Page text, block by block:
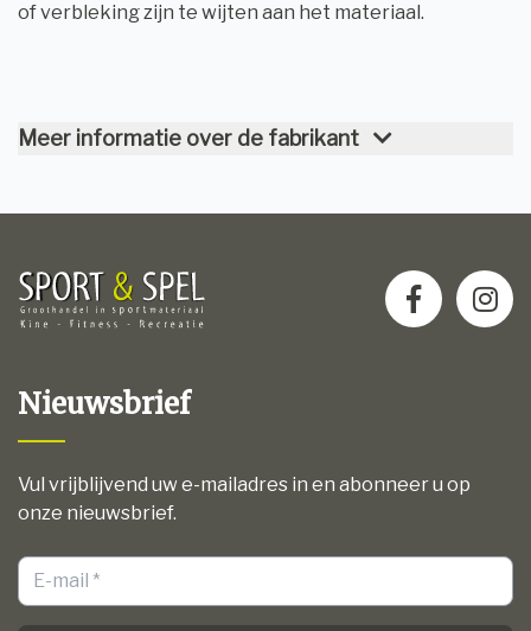
of verbleking zijn te wijten aan het materiaal.
Meer informatie over de fabrikant
Nieuwsbrief
Vul vrijblijvend uw e-mailadres in en abonneer u op
onze nieuwsbrief.